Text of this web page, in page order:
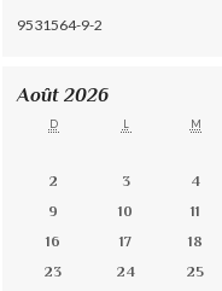
9531564-9-2
Août 2026
D L M
2
3 4
9
10 11
16
17 18
23
24 25